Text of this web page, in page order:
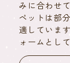
みに合わせ
ペットは部
適していま
ォームとし